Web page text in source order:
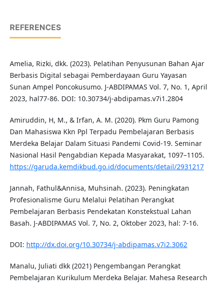
REFERENCES
Amelia, Rizki, dkk. (2023). Pelatihan Penyusunan Bahan Ajar
Berbasis Digital sebagai Pemberdayaan Guru Yayasan
Sunan Ampel Poncokusumo. J-ABDIPAMAS Vol. 7, No. 1, April
2023, hal77-86. DOI: 10.30734/j-abdipamas.v7i1.2804
Amiruddin, H, M., & Irfan, A. M. (2020). Pkm Guru Pamong
Dan Mahasiswa Kkn Ppl Terpadu Pembelajaran Berbasis
Merdeka Belajar Dalam Situasi Pandemi Covid-19. Seminar
Nasional Hasil Pengabdian Kepada Masyarakat, 1097–1105.
https://garuda.kemdikbud.go.id/documents/detail/2931217
Jannah, Fathul&Annisa, Muhsinah. (2023). Peningkatan
Profesionalisme Guru Melalui Pelatihan Perangkat
Pembelajaran Berbasis Pendekatan Konstekstual Lahan
Basah. J-ABDIPAMAS Vol. 7, No. 2, Oktober 2023, hal: 7-16.
DOI: http://dx.doi.org/10.30734/j-abdipamas.v7i2.3062
Manalu, Juliati dkk (2021) Pengembangan Perangkat
Pembelajaran Kurikulum Merdeka Belajar. Mahesa Research